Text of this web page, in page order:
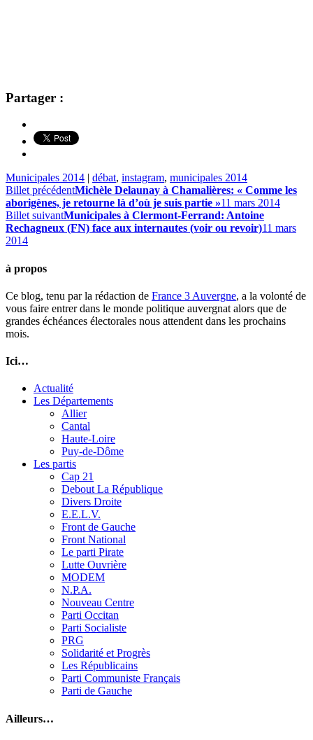
Partager :
Municipales 2014 | débat, instagram, municipales 2014
Billet précédentMichèle Delaunay à Chamalières: « Comme les
aborigènes, je retourne là d’où je suis partie »11 mars 2014
Billet suivantMunicipales à Clermont-Ferrand: Antoine
Rechagneux (FN) face aux internautes (voir ou revoir)11 mars
2014
à propos
Ce blog, tenu par la rédaction de France 3 Auvergne, a la volonté de
vous faire entrer dans le monde politique auvergnat alors que de
grandes échéances électorales nous attendent dans les prochains
mois.
Ici…
Actualité
Les Départements
Allier
Cantal
Haute-Loire
Puy-de-Dôme
Les partis
Cap 21
Debout La République
Divers Droite
E.E.L.V.
Front de Gauche
Front National
Le parti Pirate
Lutte Ouvrière
MODEM
N.P.A.
Nouveau Centre
Parti Occitan
Parti Socialiste
PRG
Solidarité et Progrès
Les Républicains
Parti Communiste Français
Parti de Gauche
Ailleurs…